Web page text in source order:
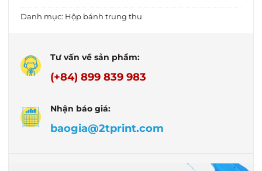
Danh mục: Hộp bánh trung thu
Tư vấn về sản phẩm:
(+84) 899 839 983
Nhận báo giá:
baogia@2tprint.com